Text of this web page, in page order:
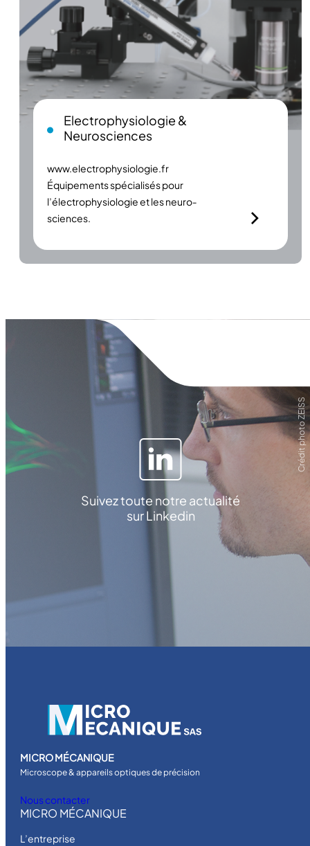
Electrophysiologie &
Neurosciences
www.electrophysiologie.fr
Équipements spécialisés pour
l’électrophysiologie et les neuro­
sciences.
Suivez toute notre actualité
sur Linkedin
MICRO MÉCANIQUE
Microscope & appareils optiques de précision
Nous contacter
MICRO MÉCANIQUE
L’entreprise
Crédit photo ZEISS